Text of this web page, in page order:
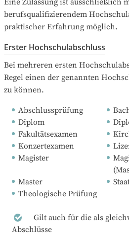
berufsqualifizierendem
praktischer Erfahrung möglich.
Erster Hochschulabschluss
Bei mehreren ersten
Regel einen der genannten
zu können.
Abschlussprüfung
Diplom
Fakultätsexamen
Konzertexamen
Magister
Master
Theologische Prüfung
Gilt auch für die als
Abschlüsse